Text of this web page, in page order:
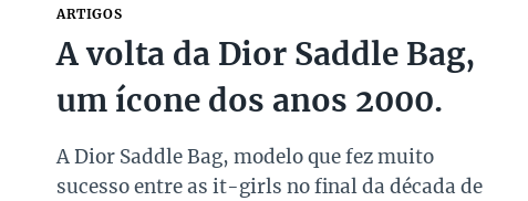
ARTIGOS
A volta da Dior Saddle Bag,
um ícone dos anos 2000.
A Dior Saddle Bag, modelo que fez muito
sucesso entre as it-girls no final da década de